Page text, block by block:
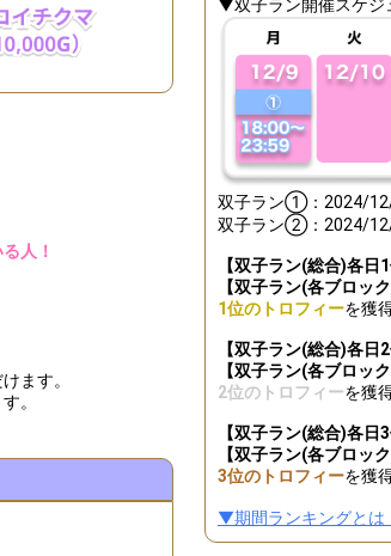
purchase gifts
the performer's
Comments
You can post
other users.
人！
ます。
。
▼双子ラン開催スケジ
双子ラン①：2024/
双子ラン②：2024/
【双子ラン(総合)各日1
【双子ラン(各ブロッ
1位のトロフィーを獲
【双子ラン(総合)各日2
【双子ラン(各ブロッ
2位のトロフィーを獲
【双子ラン(総合)各日3
【双子ラン(各ブロッ
3位のトロフィーを獲
▼期間ランキングとは